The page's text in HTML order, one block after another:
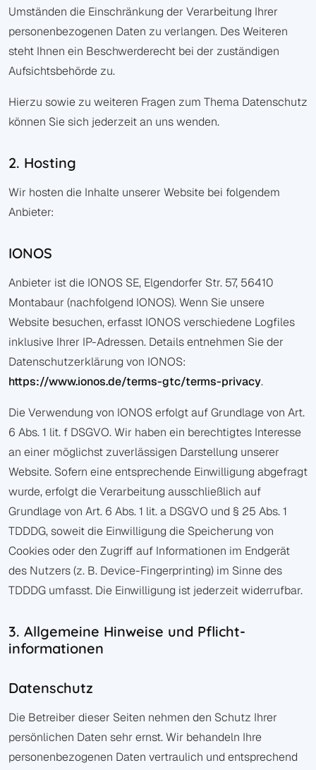
Umständen die Einschränkung der Verarbeitung Ihrer
personenbezogenen Daten zu verlangen. Des Weiteren
steht Ihnen ein Beschwerderecht bei der zuständigen
Aufsichtsbehörde zu.
Hierzu sowie zu weiteren Fragen zum Thema Datenschutz
können Sie sich jederzeit an uns wenden.
2. Hosting
Wir hosten die Inhalte unserer Website bei folgendem
Anbieter:
IONOS
Anbieter ist die IONOS SE, Elgendorfer Str. 57, 56410
Montabaur (nachfolgend IONOS). Wenn Sie unsere
Website besuchen, erfasst IONOS verschiedene Logfiles
inklusive Ihrer IP-Adressen. Details entnehmen Sie der
Datenschutzerklärung von IONOS:
https://www.ionos.de/terms-gtc/terms-privacy.
Die Verwendung von IONOS erfolgt auf Grundlage von Art.
6 Abs. 1 lit. f DSGVO. Wir haben ein berechtigtes Interesse
an einer möglichst zuverlässigen Darstellung unserer
Website. Sofern eine entsprechende Einwilligung abgefragt
wurde, erfolgt die Verarbeitung ausschließlich auf
Grundlage von Art. 6 Abs. 1 lit. a DSGVO und § 25 Abs. 1
TDDDG, soweit die Einwilligung die Speicherung von
Cookies oder den Zugriff auf Informationen im Endgerät
des Nutzers (z. B. Device-Fingerprinting) im Sinne des
TDDDG umfasst. Die Einwilligung ist jederzeit widerrufbar.
3. Allgemeine Hinweise und Pflicht­
informationen
Datenschutz
Die Betreiber dieser Seiten nehmen den Schutz Ihrer
persönlichen Daten sehr ernst. Wir behandeln Ihre
personenbezogenen Daten vertraulich und entsprechend